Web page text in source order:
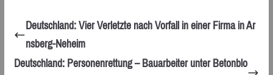
Deutschland: Vier Verletzte nach Vorfall in einer Firma in Ar
nsberg-Neheim
Deutschland: Personenrettung – Bauarbeiter unter Betonblo